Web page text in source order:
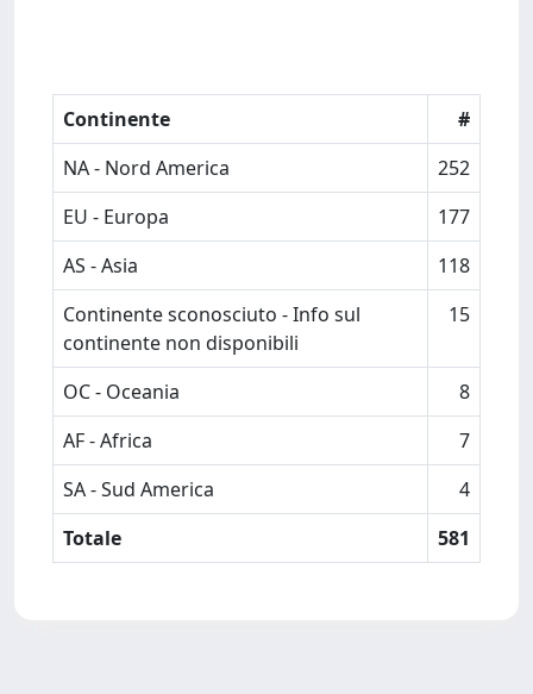
Continente
#
NA - Nord America
252
EU - Europa
177
AS - Asia
118
Continente sconosciuto - Info sul
continente non disponibili
15
OC - Oceania
8
AF - Africa
7
SA - Sud America
4
Totale
581